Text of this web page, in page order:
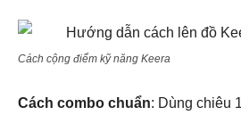
Cách cộng điểm kỹ năng Keera
Cách combo chuẩn: Dùng chiêu